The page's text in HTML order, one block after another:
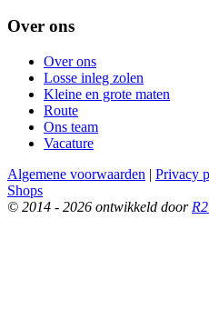
Over ons
Over ons
Losse inleg zolen
Kleine en grote maten
Route
Ons team
Vacature
Algemene voorwaarden | Privacy
Shops
© 2014 - 2026 ontwikkeld door